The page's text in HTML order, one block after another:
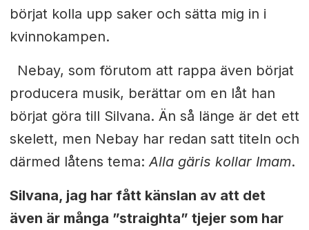
börjat kolla upp saker och sätta mig in i
kvinnokampen.
Nebay, som förutom att rappa även börjat
producera musik, berättar om en låt han
börjat göra till Silvana. Än så länge är det ett
skelett, men Nebay har redan satt titeln och
därmed låtens tema: Alla gäris kollar Imam.
Silvana, jag har fått känslan av att det
även är många ”straighta” tjejer som har